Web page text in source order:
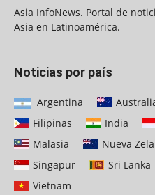
Asia InfoNews. Portal de
Asia en Latinoamérica.
Noticias por país
Argentina
Filipinas
India
Malasia
Nueva
Singapur
Sri Lanka
Vietnam